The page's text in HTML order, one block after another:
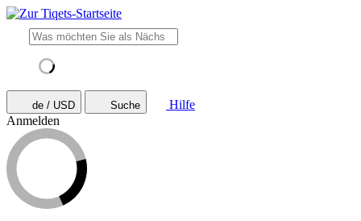
de / USD Suche
Hilfe
Anmelden